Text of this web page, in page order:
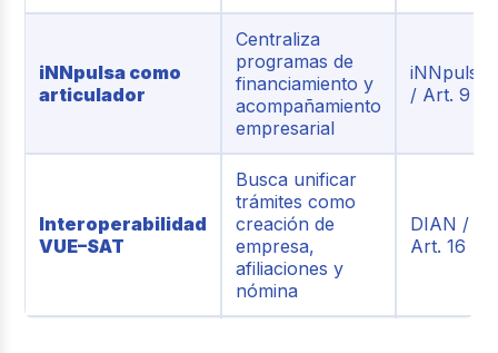
iNNpulsa como
articulador
Centraliza
programas de
financiamiento y
acompañamiento
empresarial
iNNpulsa
/ Art. 9
Interoperabilidad
VUE–SAT
Busca unificar
trámites como
creación de
empresa,
afiliaciones y
nómina
DIAN /
Art. 16